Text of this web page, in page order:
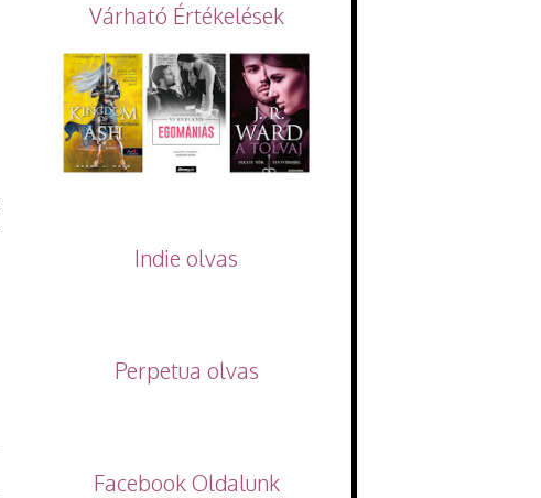
Várható Értékelések
Indie olvas
Perpetua olvas
Facebook Oldalunk